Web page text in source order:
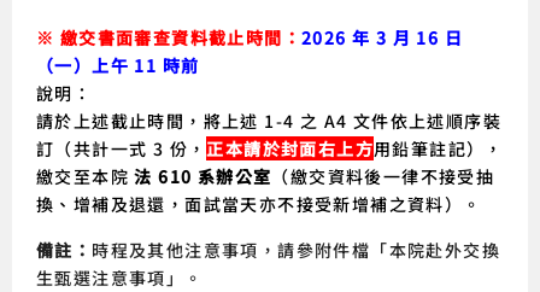
※ 繳交書面審查資料截止時間： 2026 年 3 月 16 日
（一）上午 11 時前
說明：
請於上述截止時間，將上述 1-4 之 A4 文件依上述順序裝
訂（共計一式 3 份，正本請於封面右上方用鉛筆註記），
繳交至本院法 610 系辦公室 （繳交資料後一律不接受抽
換、增補及退還，面試當天亦不接受新增補之資料）。
備註： 時程及其他注意事項，請參附件檔「本院赴外交換
生甄選注意事項」。